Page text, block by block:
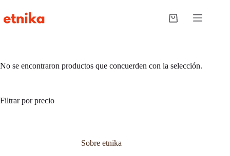
contenido
Carro
No se encontraron productos que concuerden con la selección.
Filtrar por precio
Sobre etnika